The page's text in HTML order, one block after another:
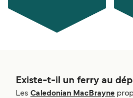
Existe-t-il un ferry au
Les Caledonian MacBrayne